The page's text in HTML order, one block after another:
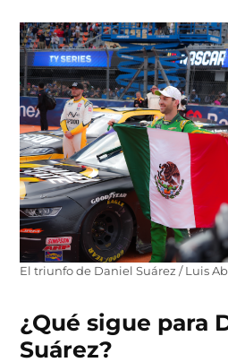
El triunfo de Daniel Suárez / Luis
¿Qué sigue para
Suárez?